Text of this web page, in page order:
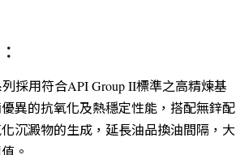
採用符合API Group II標準之高精煉基
異的抗氧化及熱穩定性能，搭配無鋅配
沉澱物的生成，延長油品換油間隔，大